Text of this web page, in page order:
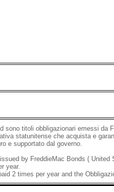
sono titoli obbligazionari emessi da
statunitense che acquista e
e supportato dal governo.
by FreddieMac Bonds (
year.
2 times per year and the